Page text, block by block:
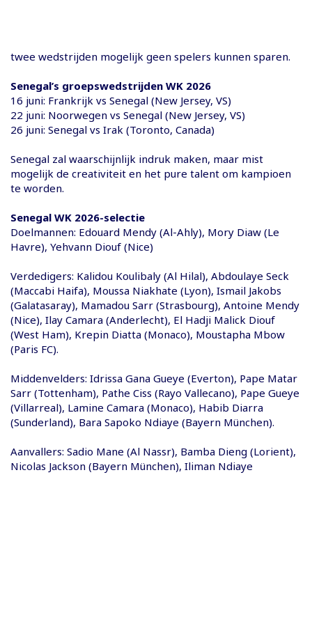
twee wedstrijden mogelijk geen spelers kunnen sparen.
Senegal’s groepswedstrijden WK 2026
16 juni: Frankrijk vs Senegal (New Jersey, VS)
22 juni: Noorwegen vs Senegal (New Jersey, VS)
26 juni: Senegal vs Irak (Toronto, Canada)
Senegal zal waarschijnlijk indruk maken, maar mist
mogelijk de creativiteit en het pure talent om kampioen
te worden.
Senegal WK 2026-selectie
Doelmannen: Edouard Mendy (Al-Ahly), Mory Diaw (Le
Havre), Yehvann Diouf (Nice)
Verdedigers: Kalidou Koulibaly (Al Hilal), Abdoulaye Seck
(Maccabi Haifa), Moussa Niakhate (Lyon), Ismail Jakobs
(Galatasaray), Mamadou Sarr (Strasbourg), Antoine Mendy
(Nice), Ilay Camara (Anderlecht), El Hadji Malick Diouf
(West Ham), Krepin Diatta (Monaco), Moustapha Mbow
(Paris FC).
Middenvelders: Idrissa Gana Gueye (Everton), Pape Matar
Sarr (Tottenham), Pathe Ciss (Rayo Vallecano), Pape Gueye
(Villarreal), Lamine Camara (Monaco), Habib Diarra
(Sunderland), Bara Sapoko Ndiaye (Bayern München).
Aanvallers: Sadio Mane (Al Nassr), Bamba Dieng (Lorient),
Nicolas Jackson (Bayern München), Iliman Ndiaye